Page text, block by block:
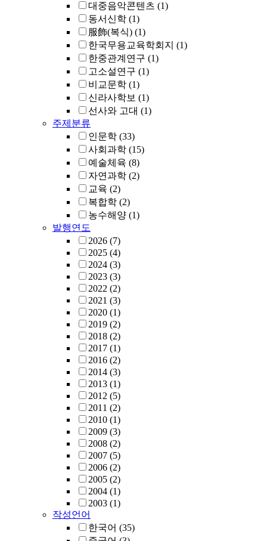
대중음악콘텐츠 (1)
동서신학 (1)
服飾(복식) (1)
한국무용교육학회지 (1)
한중관계연구 (1)
고소설연구 (1)
비교문학 (1)
신라사학보 (1)
선사와 고대 (1)
주제분류
인문학 (33)
사회과학 (15)
예술체육 (8)
자연과학 (2)
교육 (2)
복합학 (2)
농수해양 (1)
발행연도
2026 (7)
2025 (4)
2024 (3)
2023 (3)
2022 (2)
2021 (3)
2020 (1)
2019 (2)
2018 (2)
2017 (1)
2016 (2)
2014 (3)
2013 (1)
2012 (5)
2011 (2)
2010 (1)
2009 (3)
2008 (2)
2007 (5)
2006 (2)
2005 (2)
2004 (1)
2003 (1)
작성언어
한국어 (35)